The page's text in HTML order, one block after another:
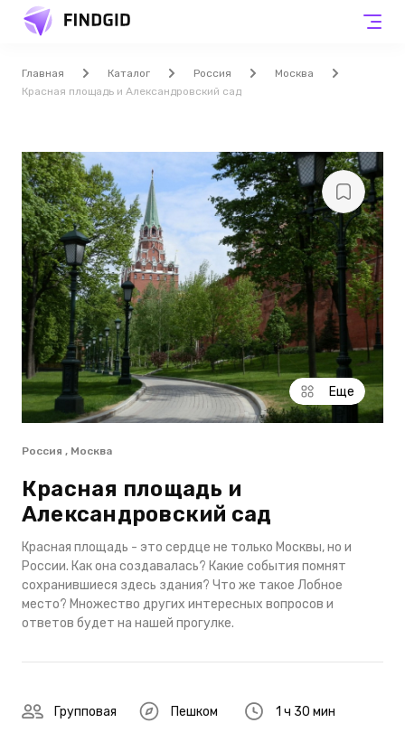
Главная Каталог Россия
Москва
Красная площадь и Александровский сад
Еще
Россия , Москва
Красная площадь и
Александровский сад
Красная площадь - это сердце не только Москвы, но и
России. Как она создавалась? Какие события помнят
сохранившиеся здесь здания? Что же такое Лобное
место? Множество других интересных вопросов и
ответов будет на нашей прогулке.
Групповая Пешком 1 ч 30 мин